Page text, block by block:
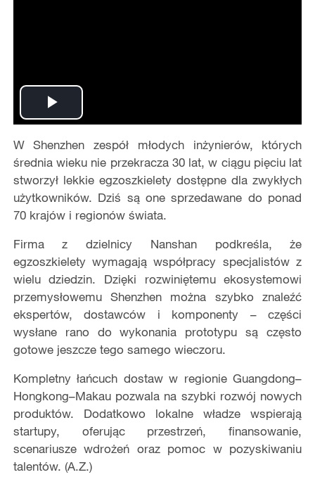
Play
Video
W Shenzhen zespół młodych inżynierów, których
średnia wieku nie przekracza 30 lat, w ciągu pięciu lat
stworzył lekkie egzoszkielety dostępne dla zwykłych
użytkowników. Dziś są one sprzedawane do ponad
70 krajów i regionów świata.
Firma z dzielnicy Nanshan podkreśla, że
egzoszkielety wymagają współpracy specjalistów z
wielu dziedzin. Dzięki rozwiniętemu ekosystemowi
przemysłowemu Shenzhen można szybko znaleźć
ekspertów, dostawców i komponenty – części
wysłane rano do wykonania prototypu są często
gotowe jeszcze tego samego wieczoru.
Kompletny łańcuch dostaw w regionie Guangdong–
Hongkong–Makau pozwala na szybki rozwój nowych
produktów. Dodatkowo lokalne władze wspierają
startupy, oferując przestrzeń, finansowanie,
scenariusze wdrożeń oraz pomoc w pozyskiwaniu
talentów. (A.Z.)